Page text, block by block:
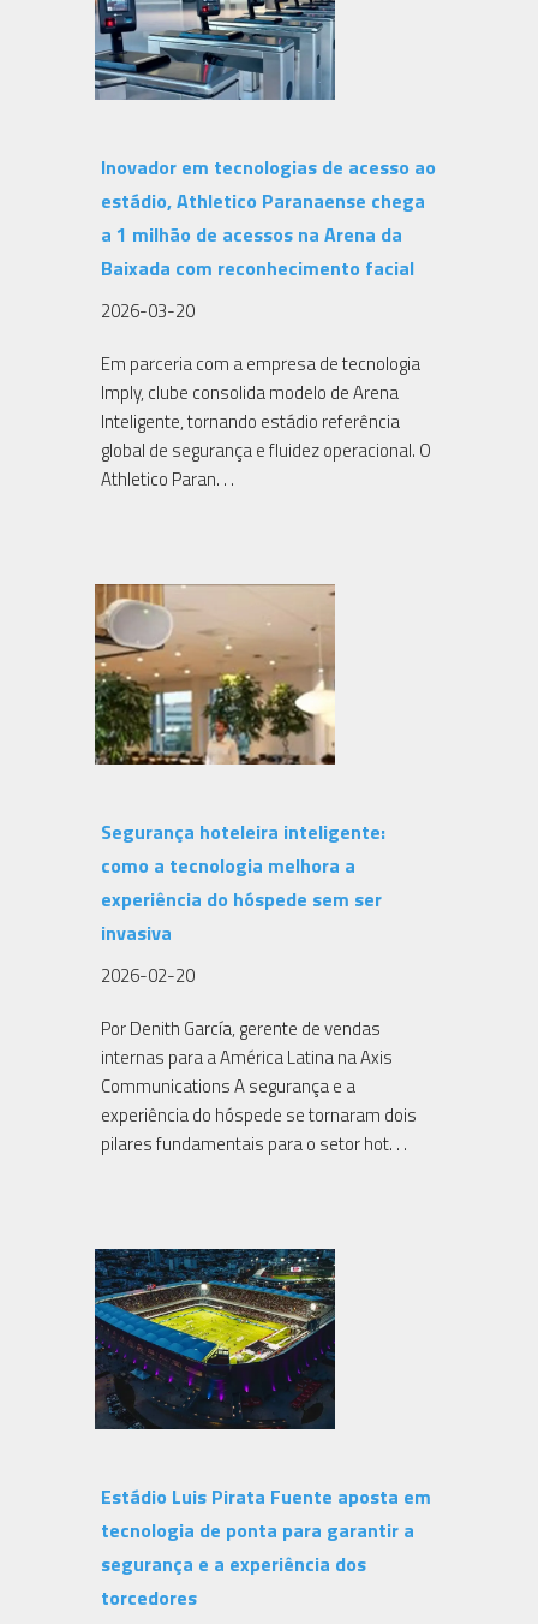
Inovador em tecnologias de acesso ao
estádio, Athletico Paranaense chega
a 1 milhão de acessos na Arena da
Baixada com reconhecimento facial
2026-03-20
Em parceria com a empresa de tecnologia
Imply, clube consolida modelo de Arena
Inteligente, tornando estádio referência
global de segurança e fluidez operacional. O
Athletico Paran. . .
Segurança hoteleira inteligente:
como a tecnologia melhora a
experiência do hóspede sem ser
invasiva
2026-02-20
Por Denith García, gerente de vendas
internas para a América Latina na Axis
Communications A segurança e a
experiência do hóspede se tornaram dois
pilares fundamentais para o setor hot. . .
Estádio Luis Pirata Fuente aposta em
tecnologia de ponta para garantir a
segurança e a experiência dos
torcedores